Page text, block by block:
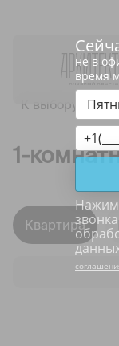
К выбору
1-
Квартира
не в
время